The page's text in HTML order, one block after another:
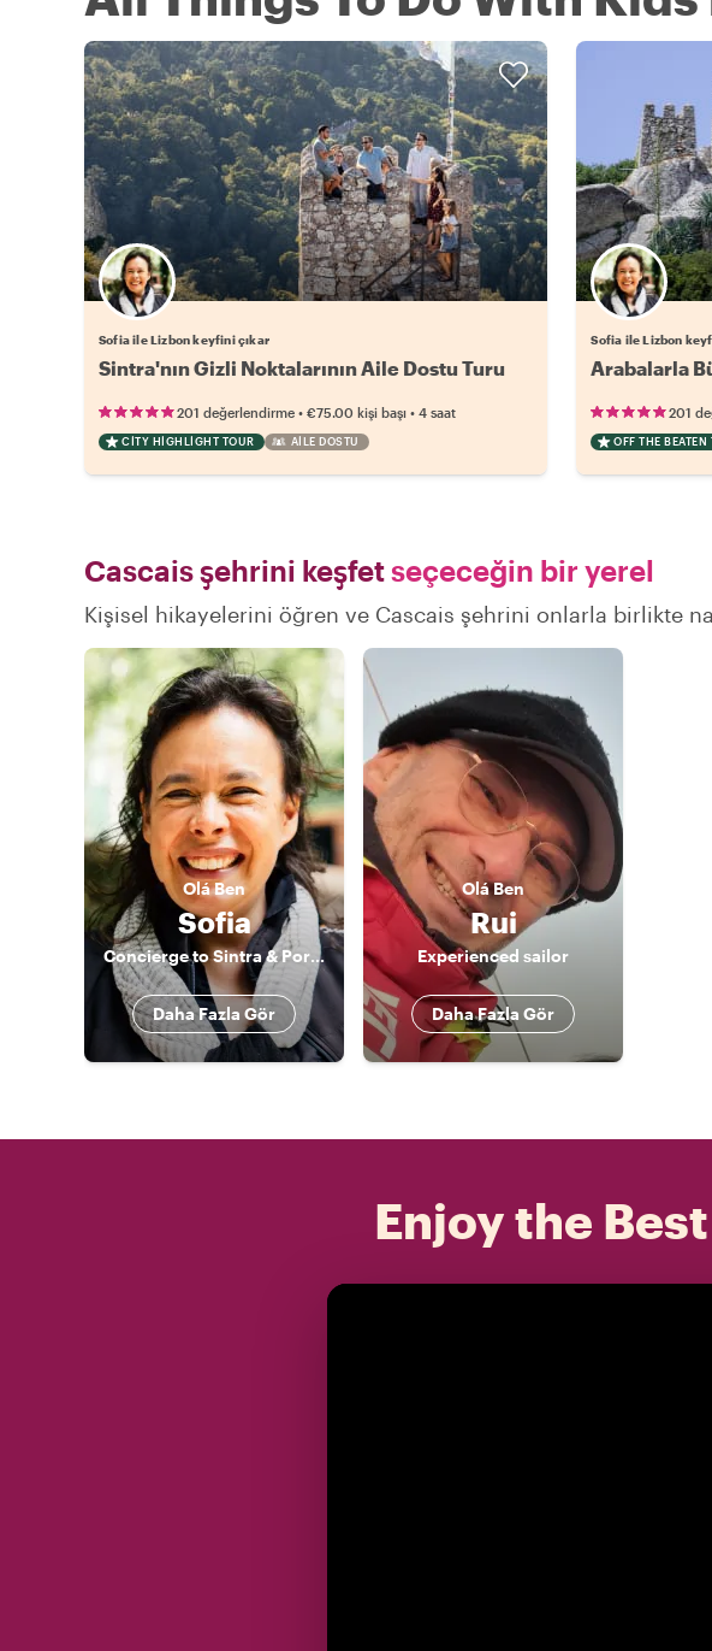
Sofia ile Lizbon keyfini çıkar
Sintra'nın Gizli Noktalarının Aile Dostu Turu
201 değerlendirme • €75.00 kişi başı • 4 saat
CITY HIGHLIGHT TOUR AILE DOSTU
Sofia ile Lizbon
Arabalarla
201
OFF THE BEATEN
Cascais şehrini keşfetseçeceğin bir yerel
Kişisel hikayelerini öğren ve Cascais şehrini onlarla birlikte
OláBen
Sofia
Concierge to Sintra & Portugal
Daha Fazla Gör
OláBen
Rui
Experienced sailor
Daha Fazla Gör
Enjoy the